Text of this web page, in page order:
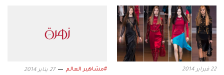
22 فبراير 2014 #مشاهير العالم 27 يناير 2014